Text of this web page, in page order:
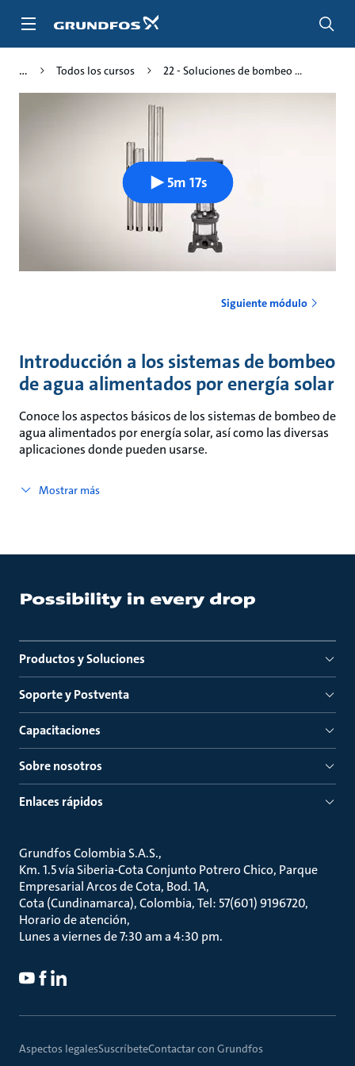
Todos los cursos 22 - Soluciones de bombeo ...
5m 17s
Siguiente módulo
Introducción a los sistemas de bombeo
de agua alimentados por energía solar
Conoce los aspectos básicos de los sistemas de bombeo de
agua alimentados por energía solar, así como las diversas
aplicaciones donde pueden usarse.
Mostrar más
Productos y Soluciones
Soporte y Postventa
Capacitaciones
Sobre nosotros
Enlaces rápidos
Grundfos Colombia S.A.S.
Km. 1.5 vía Siberia-Cota Conjunto Potrero Chico, Parque
Empresarial Arcos de Cota, Bod. 1A
Cota (Cundinamarca), Colombia, Tel: 57(601) 9196720
Horario de atención
Lunes a viernes de 7:30 am a 4:30 pm.
Aspectos legalesSuscríbeteContactar con Grundfos